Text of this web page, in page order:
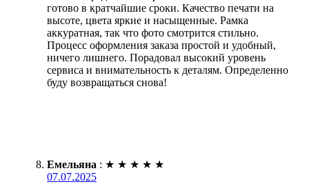
готово в кратчайшие сроки. Качество печати на
высоте, цвета яркие и насыщенные. Рамка
аккуратная, так что фото смотрится стильно.
Процесс оформления заказа простой и удобный,
ничего лишнего. Порадовал высокий уровень
сервиса и внимательность к деталям. Определенно
буду возвращаться снова!
Емельяна : ★ ★ ★ ★ ★
07.07.2025